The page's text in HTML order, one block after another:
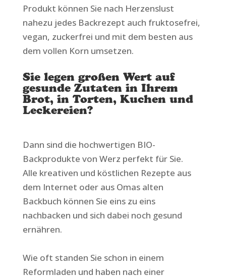
Produkt können Sie nach Herzenslust
nahezu jedes Backrezept auch fruktosefrei,
vegan, zuckerfrei und mit dem besten aus
dem vollen Korn umsetzen.
Sie legen großen Wert auf
gesunde Zutaten in Ihrem
Brot, in Torten, Kuchen und
Leckereien?
Dann sind die hochwertigen BIO-
Backprodukte von Werz perfekt für Sie.
Alle kreativen und köstlichen Rezepte aus
dem Internet oder aus Omas alten
Backbuch können Sie eins zu eins
nachbacken und sich dabei noch gesund
ernähren.
Wie oft standen Sie schon in einem
Reformladen und haben nach einer